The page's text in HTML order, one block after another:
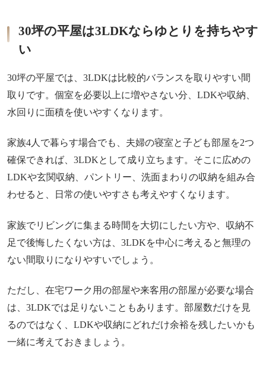
30坪の平屋は3LDKならゆとりを持ちやす
い
30坪の平屋では、3LDKは比較的バランスを取りやすい間
取りです。個室を必要以上に増やさない分、LDKや収納、
水回りに面積を使いやすくなります。
家族4人で暮らす場合でも、夫婦の寝室と子ども部屋を2つ
確保できれば、3LDKとして成り立ちます。そこに広めの
LDKや玄関収納、パントリー、洗面まわりの収納を組み合
わせると、日常の使いやすさも考えやすくなります。
家族でリビングに集まる時間を大切にしたい方や、収納不
足で後悔したくない方は、3LDKを中心に考えると無理の
ない間取りになりやすいでしょう。
ただし、在宅ワーク用の部屋や来客用の部屋が必要な場合
は、3LDKでは足りないこともあります。部屋数だけを見
るのではなく、LDKや収納にどれだけ余裕を残したいかも
一緒に考えておきましょう。